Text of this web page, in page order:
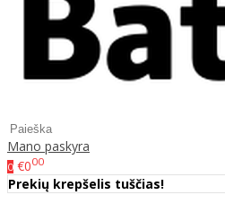
Mano paskyra
0 €000
Prekių krepšelis tuščias!